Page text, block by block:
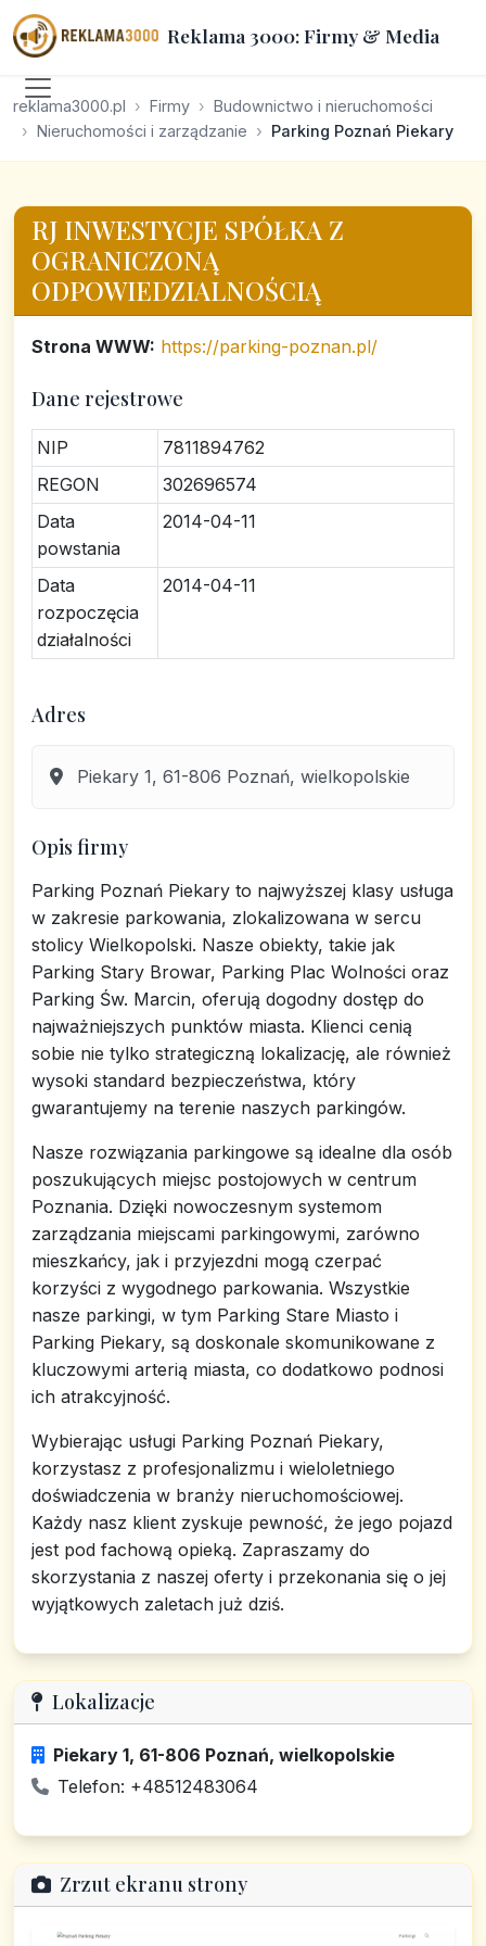
Reklama 3000: Firmy & Media
reklama3000.pl Firmy
Budownictwo i nieruchomości
Nieruchomości i zarządzanie
Parking Poznań Piekary
RJ INWESTYCJE SPÓŁKA Z
OGRANICZONĄ
ODPOWIEDZIALNOŚCIĄ
Strona WWW: https://parking-poznan.pl/
Dane rejestrowe
NIP
7811894762
REGON
302696574
Data
powstania
2014-04-11
Data
rozpoczęcia
działalności
2014-04-11
Adres
Piekary 1, 61-806 Poznań, wielkopolskie
Opis firmy
Parking Poznań Piekary to najwyższej klasy usługa
w zakresie parkowania, zlokalizowana w sercu
stolicy Wielkopolski. Nasze obiekty, takie jak
Parking Stary Browar, Parking Plac Wolności oraz
Parking Św. Marcin, oferują dogodny dostęp do
najważniejszych punktów miasta. Klienci cenią
sobie nie tylko strategiczną lokalizację, ale również
wysoki standard bezpieczeństwa, który
gwarantujemy na terenie naszych parkingów.
Nasze rozwiązania parkingowe są idealne dla osób
poszukujących miejsc postojowych w centrum
Poznania. Dzięki nowoczesnym systemom
zarządzania miejscami parkingowymi, zarówno
mieszkańcy, jak i przyjezdni mogą czerpać
korzyści z wygodnego parkowania. Wszystkie
nasze parkingi, w tym Parking Stare Miasto i
Parking Piekary, są doskonale skomunikowane z
kluczowymi arterią miasta, co dodatkowo podnosi
ich atrakcyjność.
Wybierając usługi Parking Poznań Piekary,
korzystasz z profesjonalizmu i wieloletniego
doświadczenia w branży nieruchomościowej.
Każdy nasz klient zyskuje pewność, że jego pojazd
jest pod fachową opieką. Zapraszamy do
skorzystania z naszej oferty i przekonania się o jej
wyjątkowych zaletach już dziś.
Lokalizacje
Piekary 1, 61-806 Poznań, wielkopolskie
Telefon: +48512483064
Zrzut ekranu strony